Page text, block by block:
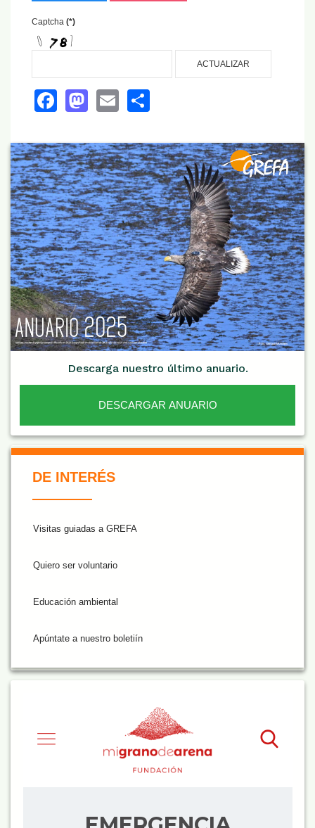
Captcha (*)
ACTUALIZAR
Facebook
Mastodon
Email
Descarga nuestro último anuario.
DESCARGAR ANUARIO
De Interés NARANJA
DE INTERÉS
Visitas guiadas a GREFA
Quiero ser voluntario
Educación ambiental
Apúntate a nuestro boletiín